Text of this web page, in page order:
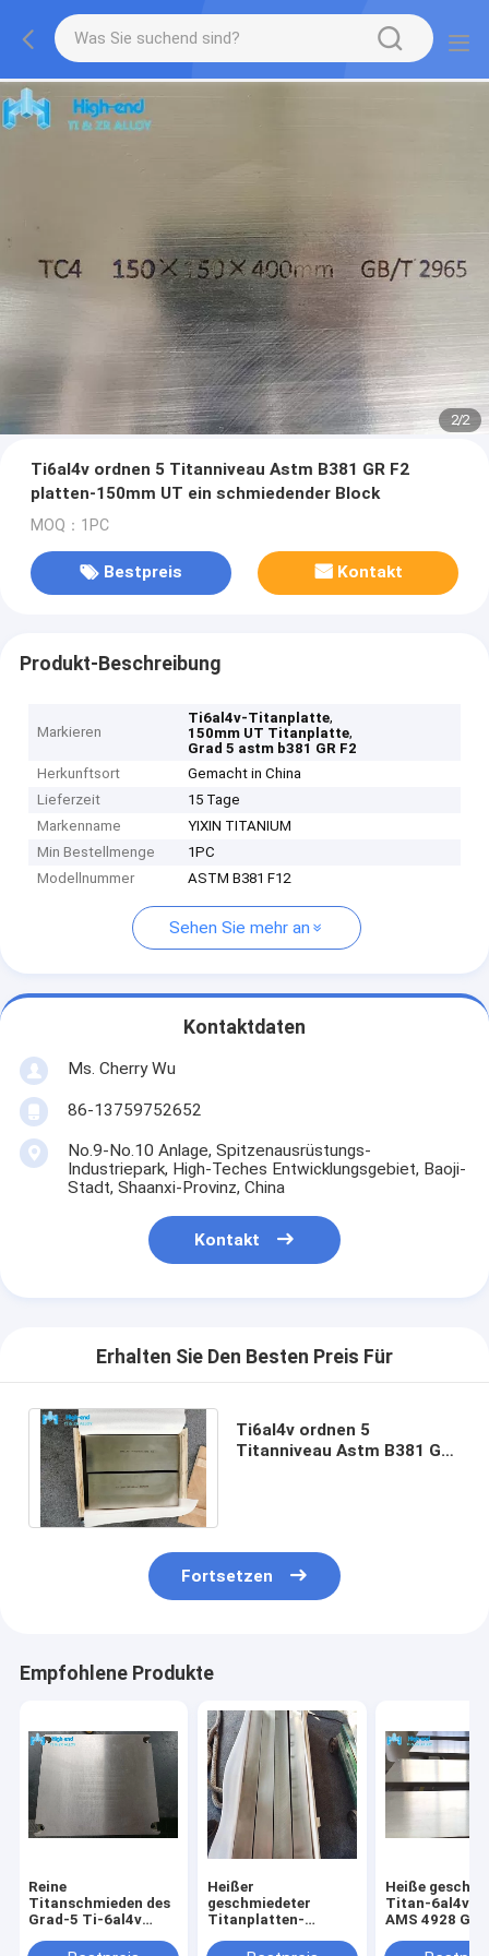
2/2
Ti6al4v ordnen 5 Titanniveau Astm B381 GR F2
platten-150mm UT ein schmiedender Block
MOQ：1PC
Bestpreis Kontakt
Produkt-Beschreibung
Markieren
Ti6al4v-Titanplatte,
150mm UT Titanplatte,
Grad 5 astm b381 GR F2
Herkunftsort
Gemacht in China
Lieferzeit
15 Tage
Markenname
YIXIN TITANIUM
Min Bestellmenge
1PC
Modellnummer
ASTM B381 F12
Sehen Sie mehr an
Kontaktdaten
Ms. Cherry Wu
86-13759752652
No.9-No.10 Anlage, Spitzenausrüstungs-
Industriepark, High-Teches Entwicklungsgebiet, Baoji-
Stadt, Shaanxi-Provinz, China
Kontakt
Erhalten Sie Den Besten Preis Für
Ti6al4v ordnen 5
Titanniveau Astm B381 GR
Fortsetzen
Empfohlene Produkte
Reine
Titanschmieden des
Grad-5 Ti-6al4v
getempertes
Heißer
geschmiedeter
Titanplatten-
Titanblock ASTM
Heiße
Titan-6al4v
AMS 4928 Gr5